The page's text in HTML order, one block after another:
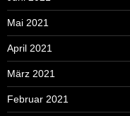
Mai 2021
April 2021
März 2021
Februar 2021